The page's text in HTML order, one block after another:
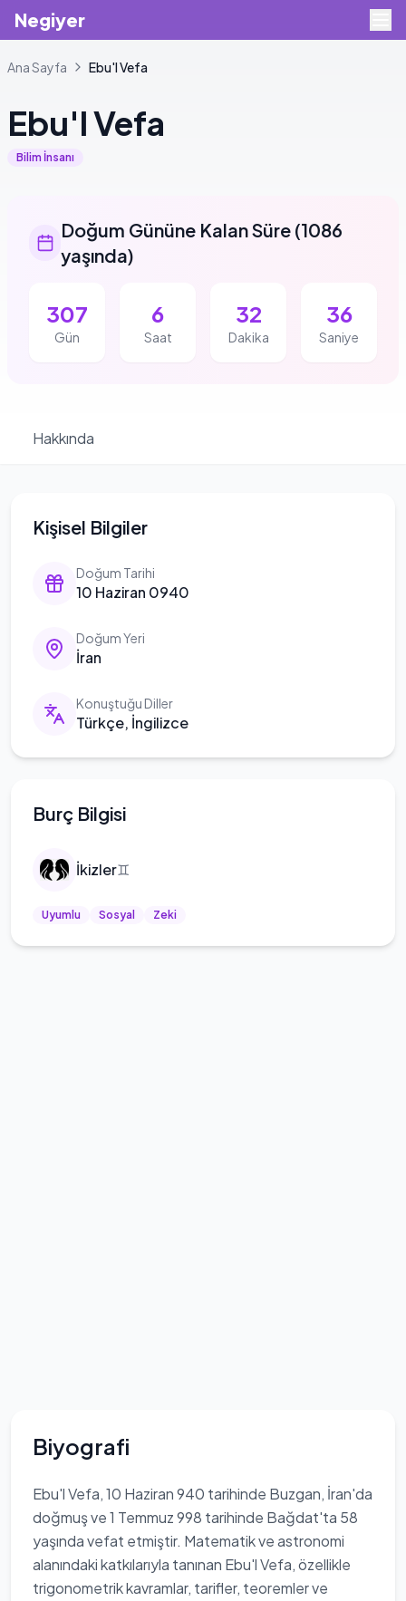
Negiyer
Ana Sayfa Ebu'lVefa
Ebu'lVefa
Bilim İnsanı
Doğum Gününe Kalan Süre (1086
yaşında)
307
Gün
6
Saat
32
Dakika
36
Saniye
Hakkında
Kişisel Bilgiler
Doğum Tarihi
10 Haziran 0940
Doğum Yeri
İran
Konuştuğu Diller
Türkçe, İngilizce
Burç Bilgisi
İkizler♊
Uyumlu Sosyal Zeki
Biyografi
Ebu'l Vefa, 10 Haziran 940 tarihinde Buzgan, İran'da
doğmuş ve 1 Temmuz 998 tarihinde Bağdat'ta 58
yaşında vefat etmiştir. Matematik ve astronomi
alanındaki katkılarıyla tanınan Ebu'l Vefa, özellikle
trigonometrik kavramlar, tarifler, teoremler ve